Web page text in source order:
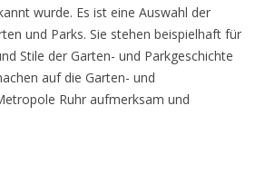
wurde. Es ist eine Auswahl der
und Parks. Sie stehen beispielhaft für
Stile der Garten- und Parkgeschichte
auf die Garten- und
Ruhr aufmerksam und